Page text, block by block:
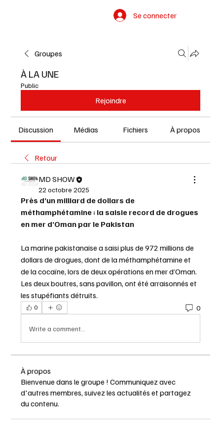
Se connecter
Groupes
À LA UNE
Public
Rejoindre
Discussion Médias Fichiers À propos
Retour
MD SHOW
22 octobre 2025
Près d’un milliard de dollars de
méthamphétamine : la saisie record de drogues
en mer d’Oman par le Pakistan
La marine pakistanaise a saisi plus de 972 millions de
dollars de drogues, dont de la méthamphétamine et
de la cocaïne, lors de deux opérations en mer d’Oman.
Les deux boutres, sans pavillon, ont été arraisonnés et
les stupéfiants détruits.
0 0
Write a comment...
À propos
Bienvenue dans le groupe ! Communiquez avec
d'autres membres, suivez les actualités et partagez
du contenu.